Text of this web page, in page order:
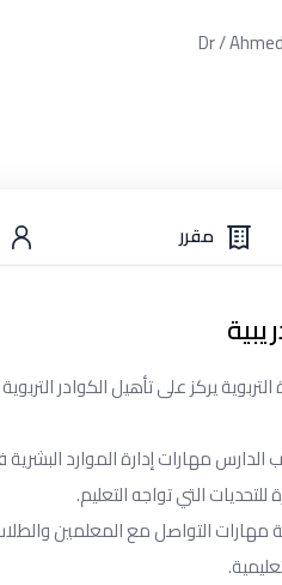
Dr /
مقرر
يركز على تأهيل الكوادر
الدارس مهارات إدارة الموارد
للتحديات التي تواجه التعليم.
مهارات التواصل مع المعلمين